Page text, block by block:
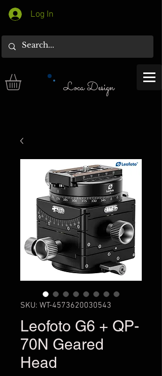
Log In
Loca Design
SKU: WT-4573620030543
Leofoto G6 + QP-
70N Geared
Head